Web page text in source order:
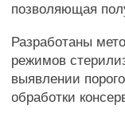
позволяющая
Разработаны
режимов
выявлении
обработки